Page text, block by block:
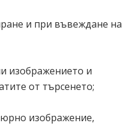
и при въвеждане на
изображението и
от търсенето;
изображение,